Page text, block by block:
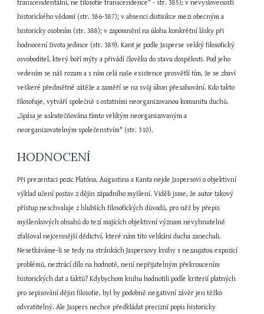
HODNOCENÍ
Při prezentaci pozic Platóna, Augustina a Kanta nejde Jaspersovi o objektivní
výklad učení postav z dějin západního myšlení. Viděli jsme, že autor takový
přístup neschvaluje z hlubších filosofických důvodů, pro něž by přepis
myšlenkových obsahů do tezí majících objektivní význam nevyhnutelně
zfalšoval nejcennější dědictví, které nám tito velikáni ducha zanechali.
Nesetkáváme-li se tedy na stránkách Jaspersovy knihy s nezaujatou expozicí
problémů, neztrácí dílo na hodnotě, není nepřijatelným překroucením
historických dat a faktů? Kdybychom knihu hodnotili podle kriterií platných
pro sepisování dějin filosofie, byl by podobně negativní závěr jen těžko
odvratitelný. Ale Jaspers nechce předkládat precizní popis historicky